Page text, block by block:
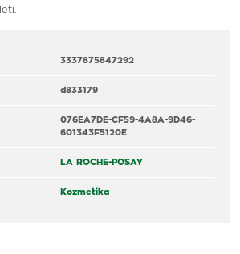
3337875847292
d833179
076EA7DE-CF59-4A8A-9D46-
601343F5120E
LA ROCHE-POSAY
Kozmetika